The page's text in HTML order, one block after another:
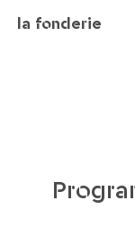
la fonderie